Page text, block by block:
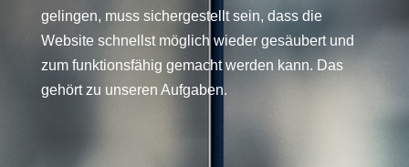
gelingen, muss sichergestellt sein, dass die
Website schnellst möglich wieder gesäubert und
zum funktionsfähig gemacht werden kann. Das
gehört zu unseren Aufgaben.